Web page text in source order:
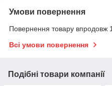
Умови повернення
Повернення товару впродовж
Всі умови повернення
Подібні товари компанії